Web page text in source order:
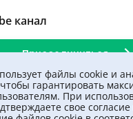
канал
Присоединиться
файлы cookie и
гарантировать
При
свое согласие